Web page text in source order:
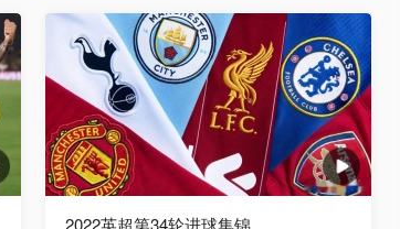
2022英超第34轮进球集锦